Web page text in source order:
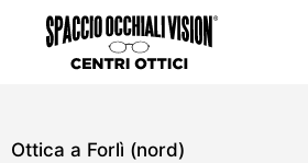
contenuto
Ottica a Forlì (nord)